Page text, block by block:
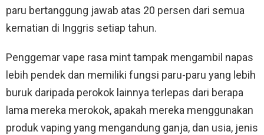
paru bertanggung jawab atas 20 persen dari semua
kematian di Inggris setiap tahun.
Penggemar vape rasa mint tampak mengambil napas
lebih pendek dan memiliki fungsi paru-paru yang lebih
buruk daripada perokok lainnya terlepas dari berapa
lama mereka merokok, apakah mereka menggunakan
produk vaping yang mengandung ganja, dan usia, jenis